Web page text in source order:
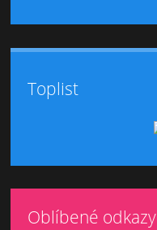
Toplist
Oblíbené odkazy